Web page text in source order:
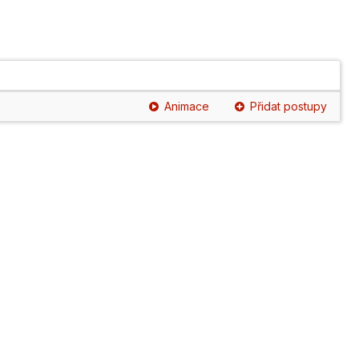
Animace Přidat postupy